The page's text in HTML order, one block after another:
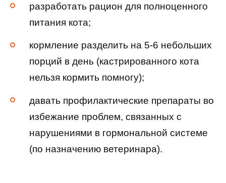
разработать рацион для полноценного
питания кота;
кормление разделить на 5-6 небольших
порций в день (кастрированного кота
нельзя кормить помногу);
давать профилактические препараты во
избежание проблем, связанных с
нарушениями в гормональной системе
(по назначению ветеринара).